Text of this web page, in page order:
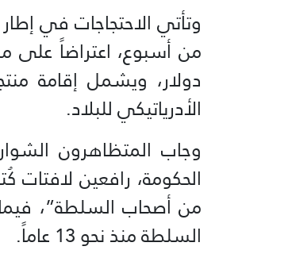
وتأتي الاحتجاجات في
دولار، ويشمل إقامة
الأدرياتيكي للبلاد.
وجاب المتظاهرون
الحكومة، رافعين لافتات
من أصحاب السلطة”،
السلطة منذ نحو 13 عاماً.